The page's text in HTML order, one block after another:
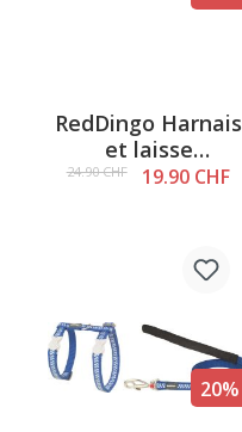
RedDingo Harnais
et laisse
Snowflake
24.90 CHF 19.90 CHF
20%